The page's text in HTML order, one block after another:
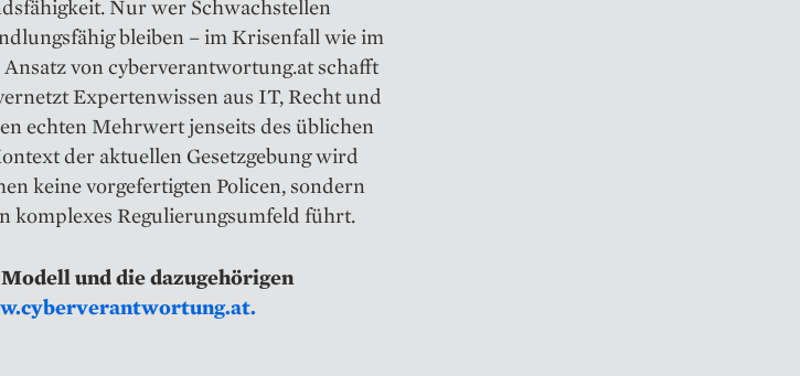
Nur wer Schwachstellen
bleiben – im Krisenfall wie im
von cyberverantwortung.at schafft
Expertenwissen aus IT, Recht und
echten Mehrwert jenseits des üblichen
der aktuellen Gesetzgebung wird
keine vorgefertigten Policen, sondern
komplexes Regulierungsumfeld führt.
und die dazugehörigen